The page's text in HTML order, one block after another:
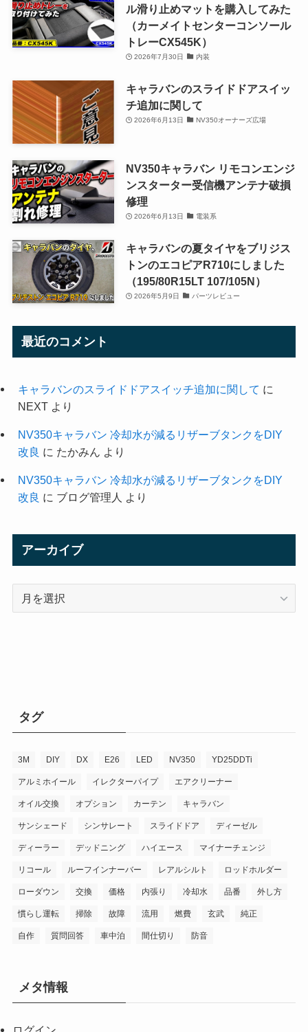
ル滑り止めマットを購入してみた
（カーメイトセンターコンソール
トレーCX545K）
2026年7月30日 内装
キャラバンのスライドドアスイッ
チ追加に関して
2026年6月13日 NV350オーナーズ広場
NV350キャラバン リモコンエンジ
ンスターター受信機アンテナ破損
修理
2026年6月13日 電装系
キャラバンの夏タイヤをブリジス
トンのエコピアR710にしました
（195/80R15LT 107/105N）
2026年5月9日 パーツレビュー
最近のコメント
キャラバンのスライドドアスイッチ追加に関して に
NEXTより
NV350キャラバン 冷却水が減るリザーブタンクをDIY
改良 に たかみん より
NV350キャラバン 冷却水が減るリザーブタンクをDIY
改良 に ブログ管理人 より
アーカイブ
タグ
3M DIY DX E26 LED NV350 YD25DDTi
アルミホイール イレクターパイプ エアクリーナー
オイル交換 オプション カーテン キャラバン
サンシェード シンサレート スライドドア ディーゼル
ディーラー デッドニング ハイエース マイナーチェンジ
リコール ルーフインナーバー レアルシルト ロッドホルダー
ローダウン 交換 価格 内張り 冷却水 品番 外し方
慣らし運転 掃除 故障 流用 燃費 玄武 純正
自作 質問回答 車中泊 間仕切り 防音
メタ情報